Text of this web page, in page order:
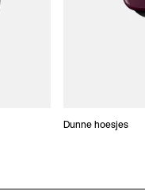
Dunne hoesjes